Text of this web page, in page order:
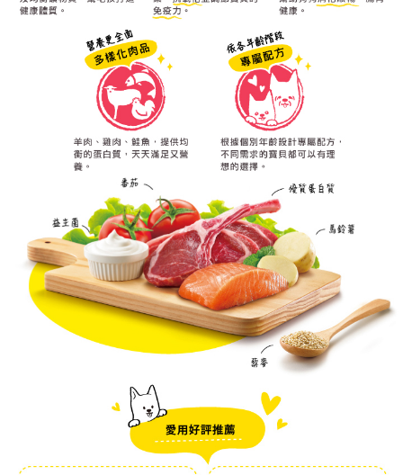
３．未成年的使用者請事先徵得法定代理人或監護人之同意方可使用
４．使用「AFTEE先享後付」時，將依據個別帳號之用戶狀況，依本公司即
時審查核予不同之上限額度；若仍有額度不足之情形，本公司將視審查結果
請求用戶進行身份認證。
５．嚴禁一人註冊多個帳號或使用他人資訊註冊。若發現惡意使用之情形，
恩沛科技股份有限公司將有權停止該用戶之使用額度並採取法律行動。